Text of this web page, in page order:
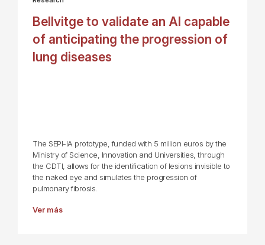
Bellvitge to validate an AI capable
of anticipating the progression of
lung diseases
The SEPI-IA prototype, funded with 5 million euros by the
Ministry of Science, Innovation and Universities, through
the CDTI, allows for the identification of lesions invisible to
the naked eye and simulates the progression of
pulmonary fibrosis.
Ver más